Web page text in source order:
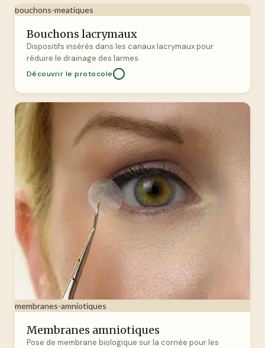
bouchons-meatiques
Bouchons lacrymaux
Dispositifs insérés dans les canaux lacrymaux pour
réduire le drainage des larmes
Découvrir le protocole
membranes-amniotiques
Membranes amniotiques
Pose de membrane biologique sur la cornée pour les